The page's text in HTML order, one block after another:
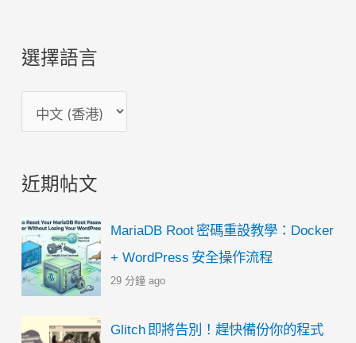
問
題
選擇語言
擇
言
近期帖文
MariaDB Root 密碼重設教學：Docker
+ WordPress 安全操作流程
29 分鐘 ago
Glitch 即將告別！趕快備份你的程式